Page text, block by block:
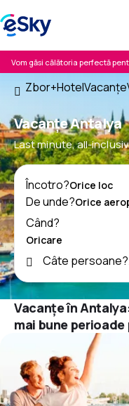
Vom găsi călătoria perfectă
Zbor+HotelVacanţe
Vacanţe Antalya
Last minute, all-
Încotro?
De unde?
Când?
Câte persoane?
Vacanțe în
mai bune